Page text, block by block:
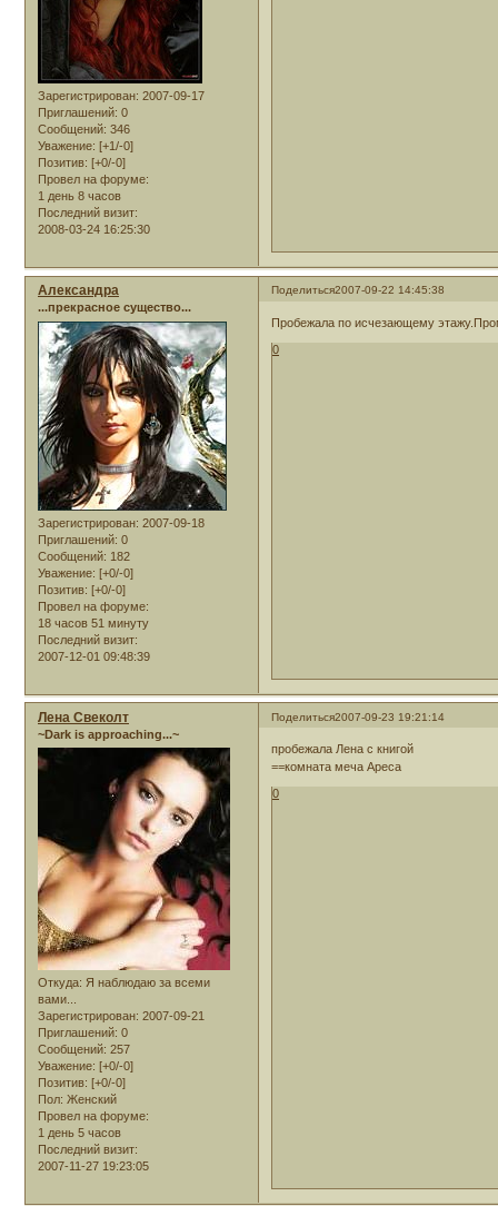
Зарегистрирован: 2007-09-17
Приглашений: 0
Сообщений: 346
Уважение: [+1/-0]
Позитив: [+0/-0]
Провел на форуме:
1 день 8 часов
Последний визит:
2008-03-24 16:25:30
Поделиться2007-09-22 14:45:38
Александра
...прекрасное существо...
Зарегистрирован: 2007-09-18
Приглашений: 0
Сообщений: 182
Уважение: [+0/-0]
Позитив: [+0/-0]
Провел на форуме:
18 часов 51 минуту
Последний визит:
2007-12-01 09:48:39
Пробежала по исчезающему
0
Поделиться2007-09-23 19:21:14
Лена Свеколт
~Dark is approaching...~
Откуда: Я наблюдаю за всеми
вами...
Зарегистрирован: 2007-09-21
Приглашений: 0
Сообщений: 257
Уважение: [+0/-0]
Позитив: [+0/-0]
Пол: Женский
Провел на форуме:
1 день 5 часов
Последний визит:
2007-11-27 19:23:05
пробежала Лена с книгой
==комната меча Ареса
0